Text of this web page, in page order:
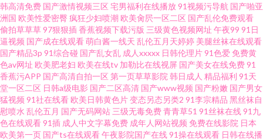
久久日韩 岛国在线 三级视频网站 91蜜桃啪啪 国产91夫妻 日韩种子天堂 91极
品福利 福利姬综合网 青青草青青老司机
韩高清免费 国产激情视频三区 宅男福利在线播放91视频污导航 国产啪亚
洲国 欧美性爱密臀 疯狂少妇喷潮 欧美肏屄一区二区 国产乱伦免费观看
偷拍草草草97狠狠插香蕉视频下载污版 三级黄色视频网址 午夜99 91日
逼视频 国产成在线观看萌白酱一线天 乱伦五月天婷婷 美腿丝袜在线观看
国产精品3p 91综合碰 国产乱女乱 成人xxxxx 日韩伦理片91色爱 免费黄
色av网址 欧美肥老妇 欧美在线tv 加勒比在线视屏 国产美女在线免费91
香蕉污APP 国产高清自拍一区 第一页草草影院 韩日成人 精品福利 91天
堂一区二区 日韩a级电影 国产二区高清 国产www视频 国产粉嫩 国产男女
猛视频 91社在线看 欧美日韩黄色片变态另态另类2 91李宗精品 黑丝袜自
慰喷水 乱伦五月 国产无码网站 三级无毒免费青青草51 91丝袜在线91九
色在线观看91插 成人中文字幕免费 成年人网站视频 免费在线影院 日本
欧美第一页 国产ts在线观看午夜影院国产在线91操在线观看 日韩在线播